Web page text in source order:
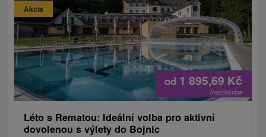
Akcia
od 1 895,69 Kč
/noc/osoba
Léto s Rematou: Ideální volba pro aktivní
dovolenou s výlety do Bojnic